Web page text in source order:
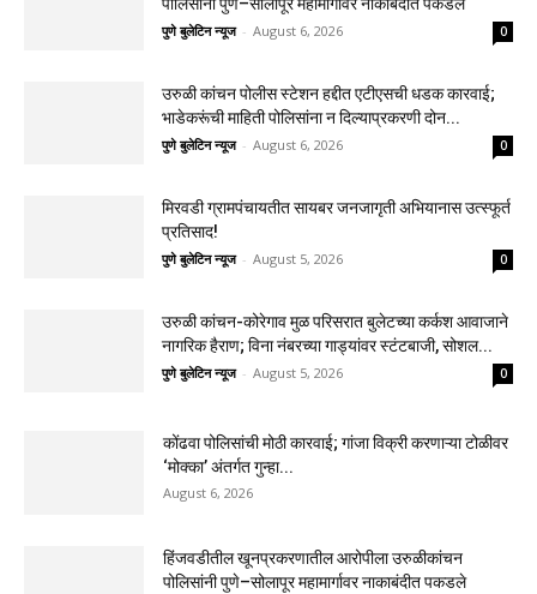
पुणे बुलेटिन न्यूज - August 6, 2026 0
उरुळी कांचन पोलीस स्टेशन हद्दीत एटीएसची धडक कारवाई;
भाडेकरूंची माहिती पोलिसांना न दिल्याप्रकरणी दोन...
पुणे बुलेटिन न्यूज - August 6, 2026 0
मिरवडी ग्रामपंचायतीत सायबर जनजागृती अभियानास उत्स्फूर्त
प्रतिसाद!
पुणे बुलेटिन न्यूज - August 5, 2026 0
उरुळी कांचन-कोरेगाव मुळ परिसरात बुलेटच्या कर्कश आवाजाने
नागरिक हैराण; विना नंबरच्या गाड्यांवर स्टंटबाजी, सोशल...
पुणे बुलेटिन न्यूज - August 5, 2026 0
कोंढवा पोलिसांची मोठी कारवाई; गांजा विक्री करणाऱ्या टोळीवर
‘मोक्का’ अंतर्गत गुन्हा...
August 6, 2026
हिंजवडीतील खूनप्रकरणातील आरोपीला उरुळीकांचन
पोलिसांनी पुणे–सोलापूर महामार्गावर नाकाबंदीत पकडले